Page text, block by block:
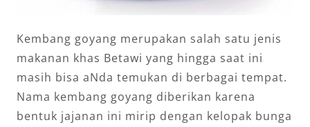
Kembang goyang merupakan salah satu jenis
makanan khas Betawi yang hingga saat ini
masih bisa aNda temukan di berbagai tempat.
Nama kembang goyang diberikan karena
bentuk jajanan ini mirip dengan kelopak bunga